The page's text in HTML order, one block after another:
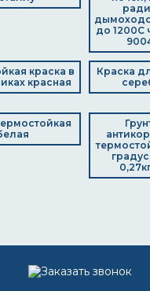
до 1200С
краска в
красная
Краска